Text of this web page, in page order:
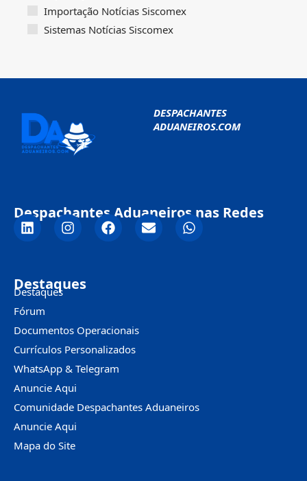
Importação Notícias Siscomex
Sistemas Notícias Siscomex
DESPACHANTES
ADUANEIROS.COM
Despachantes Aduaneiros nas Redes
Destaques
Destaques
Fórum
Documentos Operacionais
Currículos Personalizados
WhatsApp & Telegram
Anuncie Aqui
Comunidade Despachantes Aduaneiros
Anuncie Aqui
Mapa do Site